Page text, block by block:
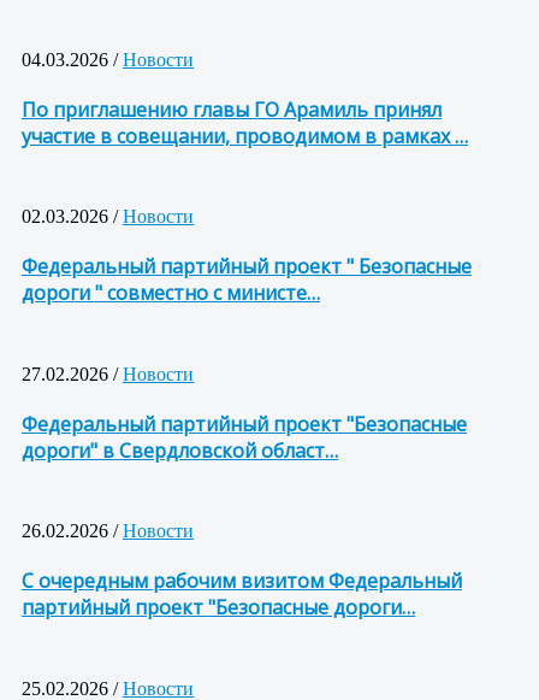
04.03.2026 /Новости
По приглашению главы ГО Арамиль принял
участие в совещании, проводимом в рамках …
02.03.2026 /Новости
Федеральный партийный проект " Безопасные
дороги " совместно с министе…
27.02.2026 /Новости
Федеральный партийный проект "Безопасные
дороги" в Свердловской област…
26.02.2026 /Новости
С очередным рабочим визитом Федеральный
партийный проект "Безопасные дороги…
25.02.2026 /Новости